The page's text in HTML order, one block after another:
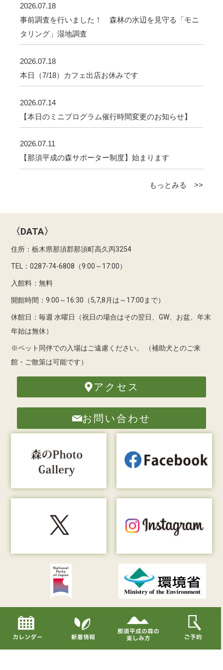
2026.07.18
事前調査を行いました！ 森林の水辺を見守る「モニ
タリング」湿地調査
2026.07.18
本日（7/18）カフェ出店お休みです
2026.07.14
【本日のミニプログラム催行時間変更のお知らせ】
2026.07.11
【那須平成の森サポーター制度】始まります
もっとみる >>
〈DATA〉
住所：栃木県那須郡那須町高久丙3254
TEL：0287-74-6808（9:00～17:00）
入館料：無料
開館時間：9:00～16:30（5,7,8月は～17:00まで）
休館日：毎週 水曜日（祝日の場合はその翌日、GW、お盆、年末
年始は無休）
※ペット同伴での入場はご遠慮ください。
（補助犬とのご来
館・ご散策は可能です）
アクセス
お問い合わせ